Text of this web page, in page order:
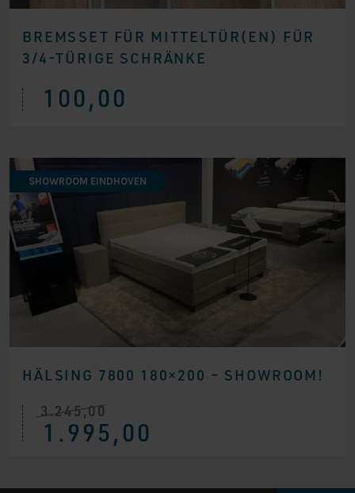
BREMSSET FÜR MITTELTÜR(EN) FÜR
3/4-TÜRIGE SCHRÄNKE
100,00
HÄLSING 7800 180×200 – SHOWROOM!
SHOWROOM EINDHOVEN
3.245,00
Ursprünglicher
Preis
war:1.995,00
Aktueller
Preis
ist: